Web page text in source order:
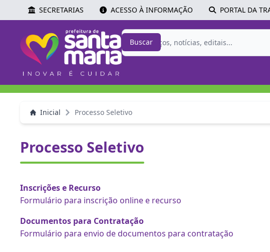
SECRETARIAS ACESSO À INFORMAÇÃO PORTAL DA
Buscar
Inicial Processo Seletivo
Processo Seletivo
Inscrições e Recurso
Formulário para inscrição online e recurso
Documentos para Contratação
Formulário para envio de documentos para contratação